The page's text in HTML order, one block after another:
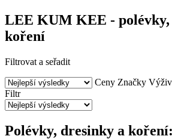
LEE KUM KEE - polévky,
koření
Filtrovat a seřadit
Ceny Značky
Filtr
Polévky, dresinky a